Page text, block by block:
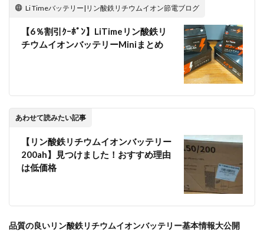
Li Timeバッテリー|リン酸鉄リチウムイオン節電ブログ
【6％割引ｸｰﾎﾟﾝ】LiTimeリン酸鉄リ
チウムイオンバッテリーMiniまとめ
あわせて読みたい記事
【リン酸鉄リチウムイオンバッテリー
200ah】見つけました！おすすめ理由
は低価格
品質の良いリン酸鉄リチウムイオンバッテリー基本情報大公開